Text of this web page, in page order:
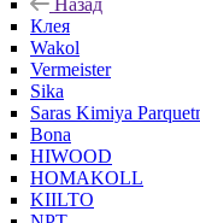
Назад
Клея
Wakol
Vermeister
Sika
Saras Kimiya
Bona
HIWOOD
HOMAKOLL
KIILTO